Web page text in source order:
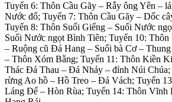
Tuyến 6: Thôn Cầu Gãy – Rẫy ông Yên –
Nước đổ; Tuyến 7: Thôn Cầu Gãy – Dốc
Tuyến 8: Thôn Suối Giếng – Suối Nước
Suối Nước ngọt Bình Tiên; Tuyến 10:
– Ruộng cũ Đá Hang – Suối bà Cơ –
– Thôn Xóm Bằng; Tuyến 11: Thôn Kiền
Thác Đá Thau – Đá Nhảy – đỉnh Núi Chúa;
rừng Ao hồ – Hồ Treo – Đá Vách; Tuyến
Láng Đế – Hòn Rùa; Tuyến 14: Thôn Vĩnh